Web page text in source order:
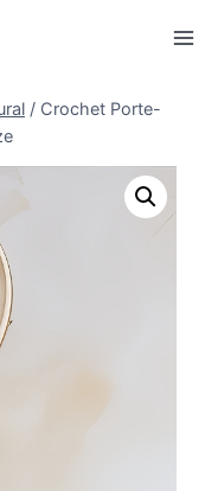
/ Crochet Porte-